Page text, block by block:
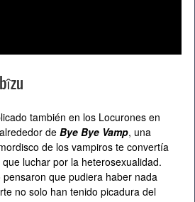
también en los Locurones en
de Bye Bye Vamp, una
de los vampiros te convertía
luchar por la heterosexualidad.
que pudiera haber nada
no solo han tenido picadura del